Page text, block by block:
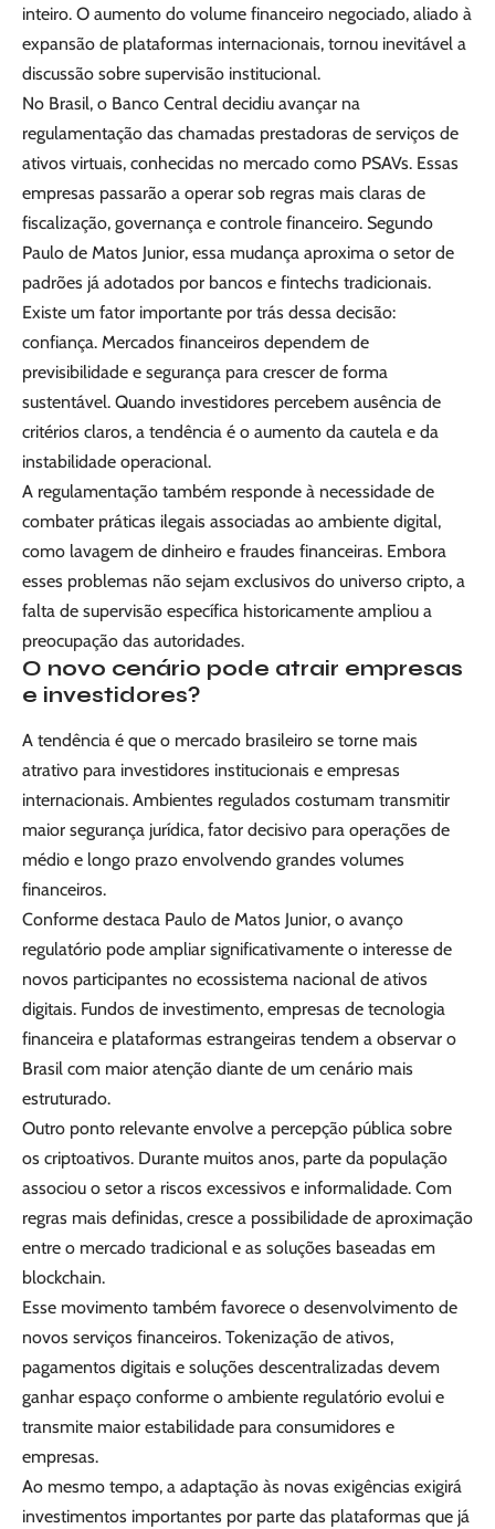
inteiro. O aumento do volume financeiro negociado, aliado à
expansão de plataformas internacionais, tornou inevitável a
discussão sobre supervisão institucional.
No Brasil, o Banco Central decidiu avançar na
regulamentação das chamadas prestadoras de serviços de
ativos virtuais, conhecidas no mercado como PSAVs. Essas
empresas passarão a operar sob regras mais claras de
fiscalização, governança e controle financeiro. Segundo
Paulo de Matos Junior, essa mudança aproxima o setor de
padrões já adotados por bancos e fintechs tradicionais.
Existe um fator importante por trás dessa decisão:
confiança. Mercados financeiros dependem de
previsibilidade e segurança para crescer de forma
sustentável. Quando investidores percebem ausência de
critérios claros, a tendência é o aumento da cautela e da
instabilidade operacional.
A regulamentação também responde à necessidade de
combater práticas ilegais associadas ao ambiente digital,
como lavagem de dinheiro e fraudes financeiras. Embora
esses problemas não sejam exclusivos do universo cripto, a
falta de supervisão específica historicamente ampliou a
preocupação das autoridades.
O novo cenário pode atrair empresas
e investidores?
A tendência é que o mercado brasileiro se torne mais
atrativo para investidores institucionais e empresas
internacionais. Ambientes regulados costumam transmitir
maior segurança jurídica, fator decisivo para operações de
médio e longo prazo envolvendo grandes volumes
financeiros.
Conforme destaca Paulo de Matos Junior, o avanço
regulatório pode ampliar significativamente o interesse de
novos participantes no ecossistema nacional de ativos
digitais. Fundos de investimento, empresas de tecnologia
financeira e plataformas estrangeiras tendem a observar o
Brasil com maior atenção diante de um cenário mais
estruturado.
Outro ponto relevante envolve a percepção pública sobre
os criptoativos. Durante muitos anos, parte da população
associou o setor a riscos excessivos e informalidade. Com
regras mais definidas, cresce a possibilidade de aproximação
entre o mercado tradicional e as soluções baseadas em
blockchain.
Esse movimento também favorece o desenvolvimento de
novos serviços financeiros. Tokenização de ativos,
pagamentos digitais e soluções descentralizadas devem
ganhar espaço conforme o ambiente regulatório evolui e
transmite maior estabilidade para consumidores e
empresas.
Ao mesmo tempo, a adaptação às novas exigências exigirá
investimentos importantes por parte das plataformas que já